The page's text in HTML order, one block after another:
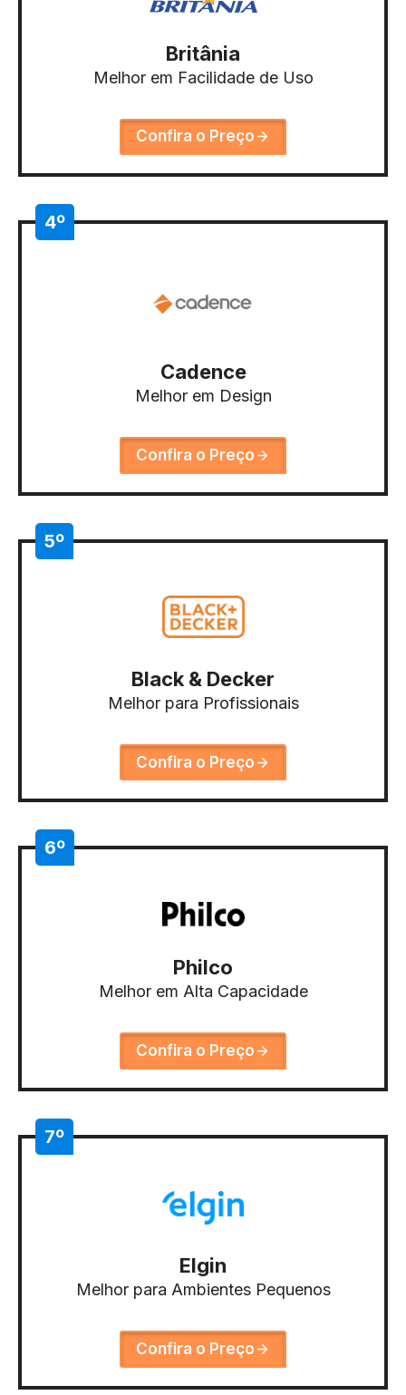
Britânia
Melhor em Facilidade de Uso
Confira o Preço
4º
Cadence
Melhor em Design
Confira o Preço
5º
Black & Decker
Melhor para Profissionais
Confira o Preço
6º
Philco
Melhor em Alta Capacidade
Confira o Preço
7º
Elgin
Melhor para Ambientes Pequenos
Confira o Preço